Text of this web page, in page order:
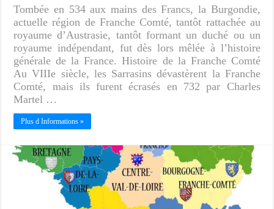
Tombée en 534 aux mains des Francs, la Burgondie,
actuelle région de Franche Comté, tantôt rattachée au
royaume d’Austrasie, tantôt formant un duché ou un
royaume indépendant, fut dès lors mêlée à l’histoire
générale de la France. Histoire de la Franche Comté
Au VIIIe siècle, les Sarrasins dévastèrent la Franche
Comté, mais ils furent écrasés en 732 par Charles
Martel …
Plus d Informations »